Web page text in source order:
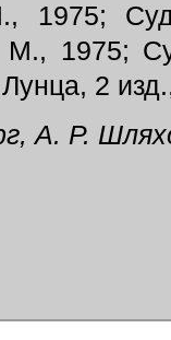
1975;
М., 1975;
2
А. Р.